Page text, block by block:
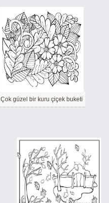
Çok güzel bir kuru çiçek buketi